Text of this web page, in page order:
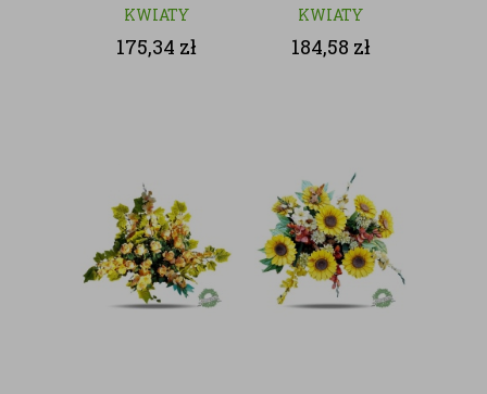
KWIATY
SZTUCZNE
175,34 zł
KWIATY
SZTUCZNE
184,58 zł